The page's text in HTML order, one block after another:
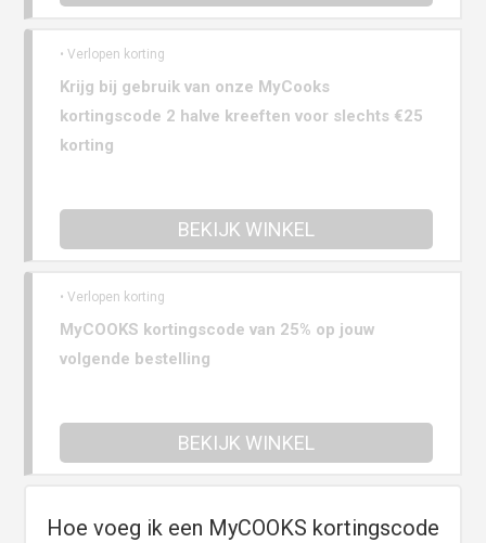
• Verlopen korting
Krijg bij gebruik van onze MyCooks
kortingscode 2 halve kreeften voor slechts €25
korting
BEKIJK WINKEL
• Verlopen korting
MyCOOKS kortingscode van 25% op jouw
volgende bestelling
BEKIJK WINKEL
Hoe voeg ik een MyCOOKS kortingscode